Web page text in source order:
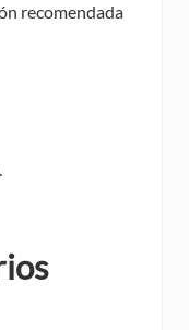
recomendada